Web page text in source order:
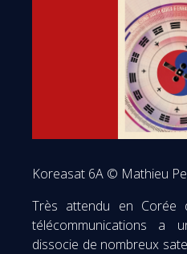
Koreasat 6A © Mathieu
Très attendu en Corée
télécommunications a
dissocie de nombreux